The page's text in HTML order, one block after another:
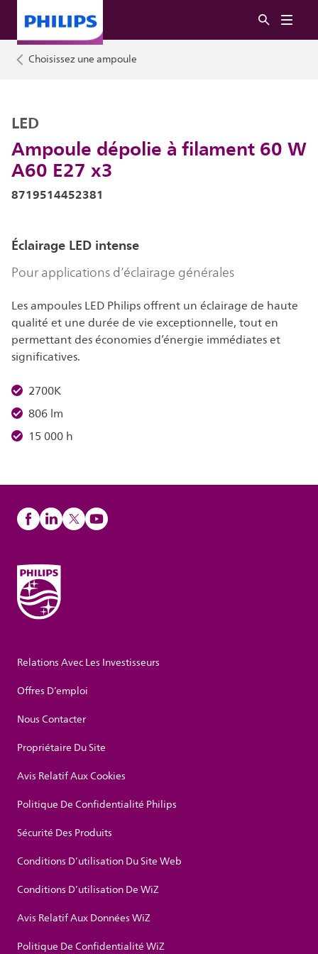
Choisissez une ampoule
Ampoule dépolie à filament 60 W
A60 E27 x3
LED
8719514452381
Éclairage LED intense
Pour applications d’éclairage générales
Les ampoules LED Philips offrent un éclairage de haute
qualité et une durée de vie exceptionnelle, tout en
permettant des économies d’énergie immédiates et
significatives.
2700K
806 lm
15 000 h
Relations Avec Les Investisseurs
Offres D’emploi
Nous Contacter
Propriétaire Du Site
Avis Relatif Aux Cookies
Politique De Confidentialité Philips
Sécurité Des Produits
Conditions D’utilisation Du Site Web
Conditions D’utilisation De WiZ
Avis Relatif Aux Données WiZ
Politique De Confidentialité WiZ